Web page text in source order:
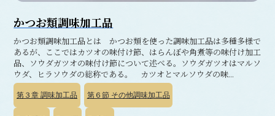
かつお類調味加工品
かつお類調味加工品とは かつお類を使った調味加工品は多種多様で
あるが、ここではカツオの味付け節、はらんぼや角煮等の味付け加工
品、ソウダガツオの味付け節について述べる。ソウダガツオはマルソ
ウダ、ヒラソウダの総称である。 カツオとマルソウダの味...
第３章 調味加工品 第６節その他調味加工品